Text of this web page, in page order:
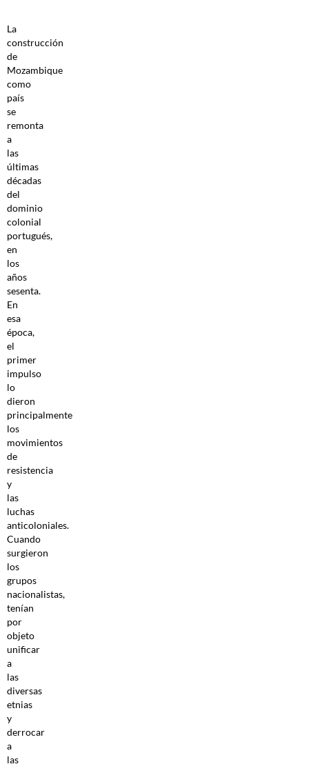
La
construcción
de
Mozambique
como
país
se
remonta
a
las
últimas
décadas
del
dominio
colonial
portugués,
en
los
años
sesenta.
En
esa
época,
el
primer
impulso
lo
dieron
principalmente
los
movimientos
de
resistencia
y
las
luchas
anticoloniales.
Cuando
surgieron
los
grupos
nacionalistas,
tenían
por
objeto
unificar
a
las
diversas
etnias
y
derrocar
a
las